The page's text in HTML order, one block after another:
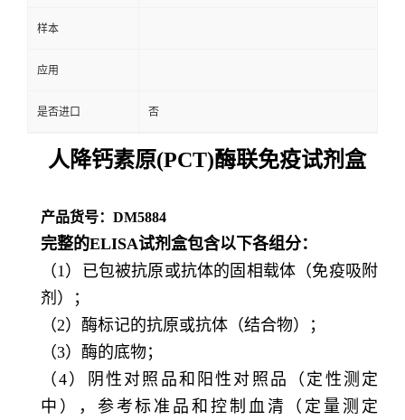
样本
应用
是否进口 否
人降钙素原(PCT)酶联免疫试剂盒
产品货号：DM5884
完整的ELISA试剂盒包含以下各组分：
（1）已包被抗原或抗体的固相载体（免疫吸附
剂）；
（2）酶标记的抗原或抗体（结合物）；
（3）酶的底物；
（4）阴性对照品和阳性对照品（定性测定
中），参考标准品和控制血清（定量测定